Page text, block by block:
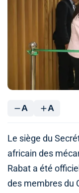
A A
Le siège du
africain des
Rabat a été
des membres du